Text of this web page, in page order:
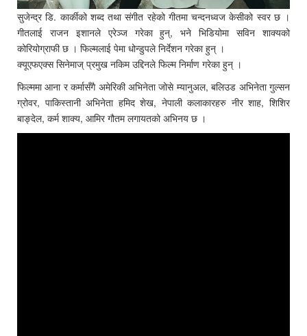
सुजेन्द्र डि. कार्कीको शब्द तथा संगीत रहेको गीतमा चन्दनध्वज केसीको स्वर छ ।
गीतलाई राजन इशानले एरेञ्ज गरेका हुन्, भने भिडियोमा सविन शाक्यको
कोरियोग्राफी छ । फिल्मलाई पेमा धोन्डुपले निर्देशन गरेका हुन् ।
क्यूएफएक्स सिनेमाज् प्रमुख नकिम उद्दिनले फिल्म निर्माण गरेका हुन् ।
फिल्ममा आना र कर्मासँगै अमेरिकी अभिनेता जोसे म्यानुअल, बलिउड अभिनेता गुल्सन
ग्रोवर, पाकिस्तानी अभिनेता हमिद शेख, नेपाली कलाकारहरु नीर शाह, शिशिर
बाङ्देल, कर्म शाक्य, आमिर गौतम लगायतको अभिनय छ ।